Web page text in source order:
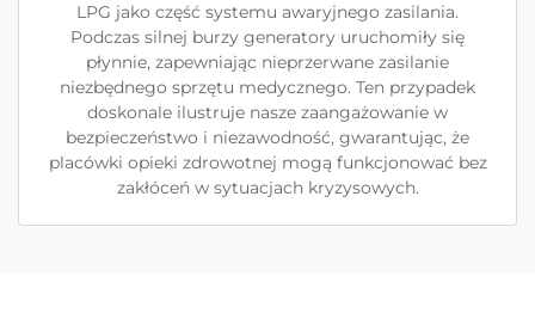
LPG jako część systemu awaryjnego zasilania.
Podczas silnej burzy generatory uruchomiły się
płynnie, zapewniając nieprzerwane zasilanie
niezbędnego sprzętu medycznego. Ten przypadek
doskonale ilustruje nasze zaangażowanie w
bezpieczeństwo i niezawodność, gwarantując, że
placówki opieki zdrowotnej mogą funkcjonować bez
zakłóceń w sytuacjach kryzysowych.